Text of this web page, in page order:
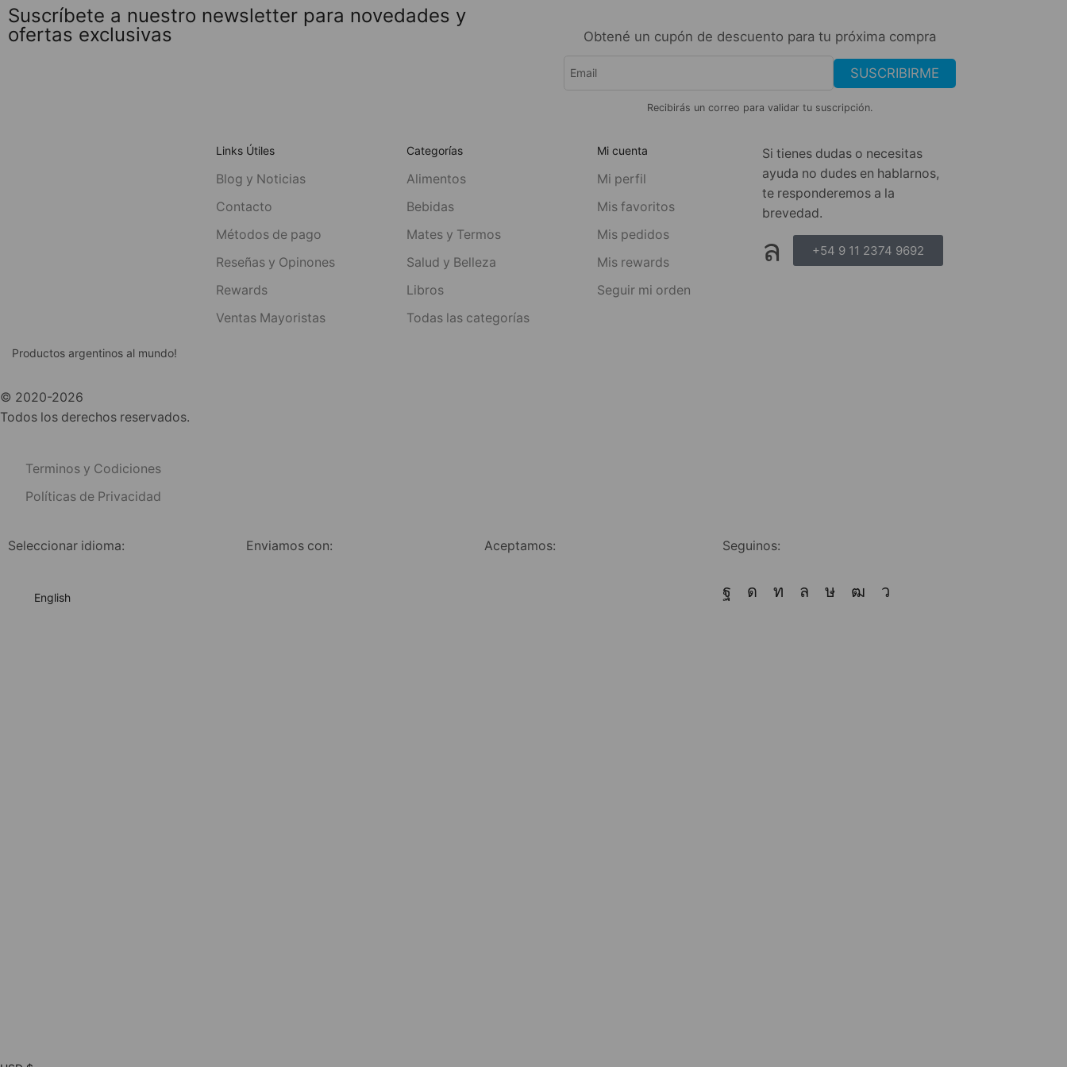
Suscríbete a nuestro newsletter para novedades y
ofertas exclusivas
Obtené un cupón de descuento para tu próxima compra
SUSCRIBIRME
Recibirás un correo para validar tu suscripción.
Productos argentinos al mundo!
© 2020-2026
Todos los derechos reservados.
Terminos y Codiciones
Políticas de Privacidad
Links Útiles
Blog y Noticias
Contacto
Métodos de pago
Reseñas y Opinones
Rewards
Ventas Mayoristas
Categorías
Alimentos
Bebidas
Mates y Termos
Salud y Belleza
Libros
Todas las categorías
Mi cuenta
Mi perfil
Mis favoritos
Mis pedidos
Mis rewards
Seguir mi orden
Si tienes dudas o necesitas
ayuda no dudes en hablarnos,
te responderemos a la
brevedad.
+54 9 11 2374 9692
Seleccionar idioma:
English
Enviamos con: Aceptamos: Seguinos: